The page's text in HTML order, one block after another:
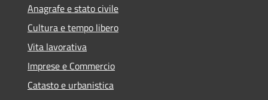
Anagrafe e stato civile
Cultura e tempo libero
Vita lavorativa
Imprese e Commercio
Catasto e urbanistica